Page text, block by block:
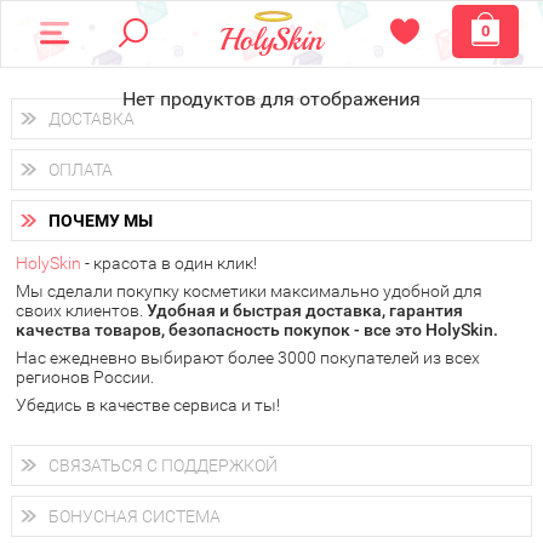
0
Нет продуктов для отображения
ДОСТАВКА
Доставка осуществляетсяпо всем городам России.
Вы можете выбрать доставку курьером, Почтой России или
получить заказ в пунктах выдачи PickPoint или пункте
самовывоза.
В 20 городах России доставка осуществляется ужена
следующий день.
у Вас всегда есть возможность получитьбесплатную
доставку от HolySkin.
подробнее об условиях доставки и оплаты в Вашем городе
ОПЛАТА
Вы можете оплатить свой заказ любым удобным способом:
наличными деньгами (
через интернет-банк (Альфа-банк, Сбербанк) и другими
электронными способами.
ПОЧЕМУ МЫ
HolySkin - красота в один клик!
Мы сделали покупку косметики максимально удобной для
своих клиентов. Удобная и быстрая доставка, гарантия
качества товаров, безопасность покупок - все это HolySkin.
Нас ежедневно выбирают более 3000 покупателей из всех
регионов России.
Убедись в качестве сервиса и ты!
СВЯЗАТЬСЯ С ПОДДЕРЖКОЙ
+7 (800) 707-24-55
Мы будем рады ответить на все Ваши вопросы по работе
магазина, проконсультировать по товарам, рассказать о
БОНУСНАЯ СИСТЕМА